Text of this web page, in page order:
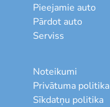
Pieejamie auto
Pārdot auto
Serviss
Noteikumi
Privātuma politika
Sīkdatņu politika